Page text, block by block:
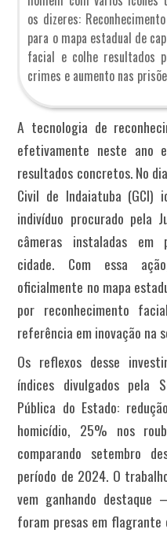
os dizeres:
para o mapa estadual de
facial e colhe resultados
crimes e aumento nas
A tecnologia de
efetivamente neste ano
resultados concretos. No
Civil de Indaiatuba (GCI)
indivíduo procurado pela
câmeras instaladas em
cidade. Com essa
oficialmente no mapa
por reconhecimento
referência em inovação na
Os reflexos desse
índices divulgados pela
Pública do Estado:
homicídio, 25% nos
comparando setembro
período de 2024. O
vem ganhando
foram presas em flagrante